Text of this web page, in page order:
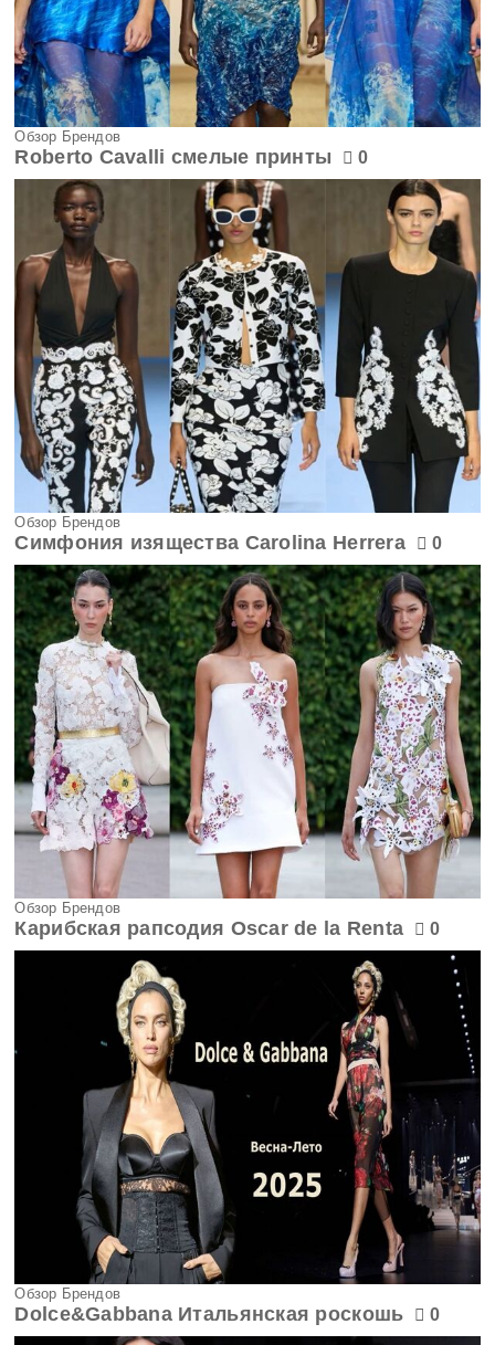
Обзор Брендов
Roberto Cavalli смелые принты 0
Обзор Брендов
Симфония изящества Carolina Herrera 0
Обзор Брендов
Карибская рапсодия Oscar de la Renta 0
Обзор Брендов
Dolce&Gabbana Итальянская роскошь 0